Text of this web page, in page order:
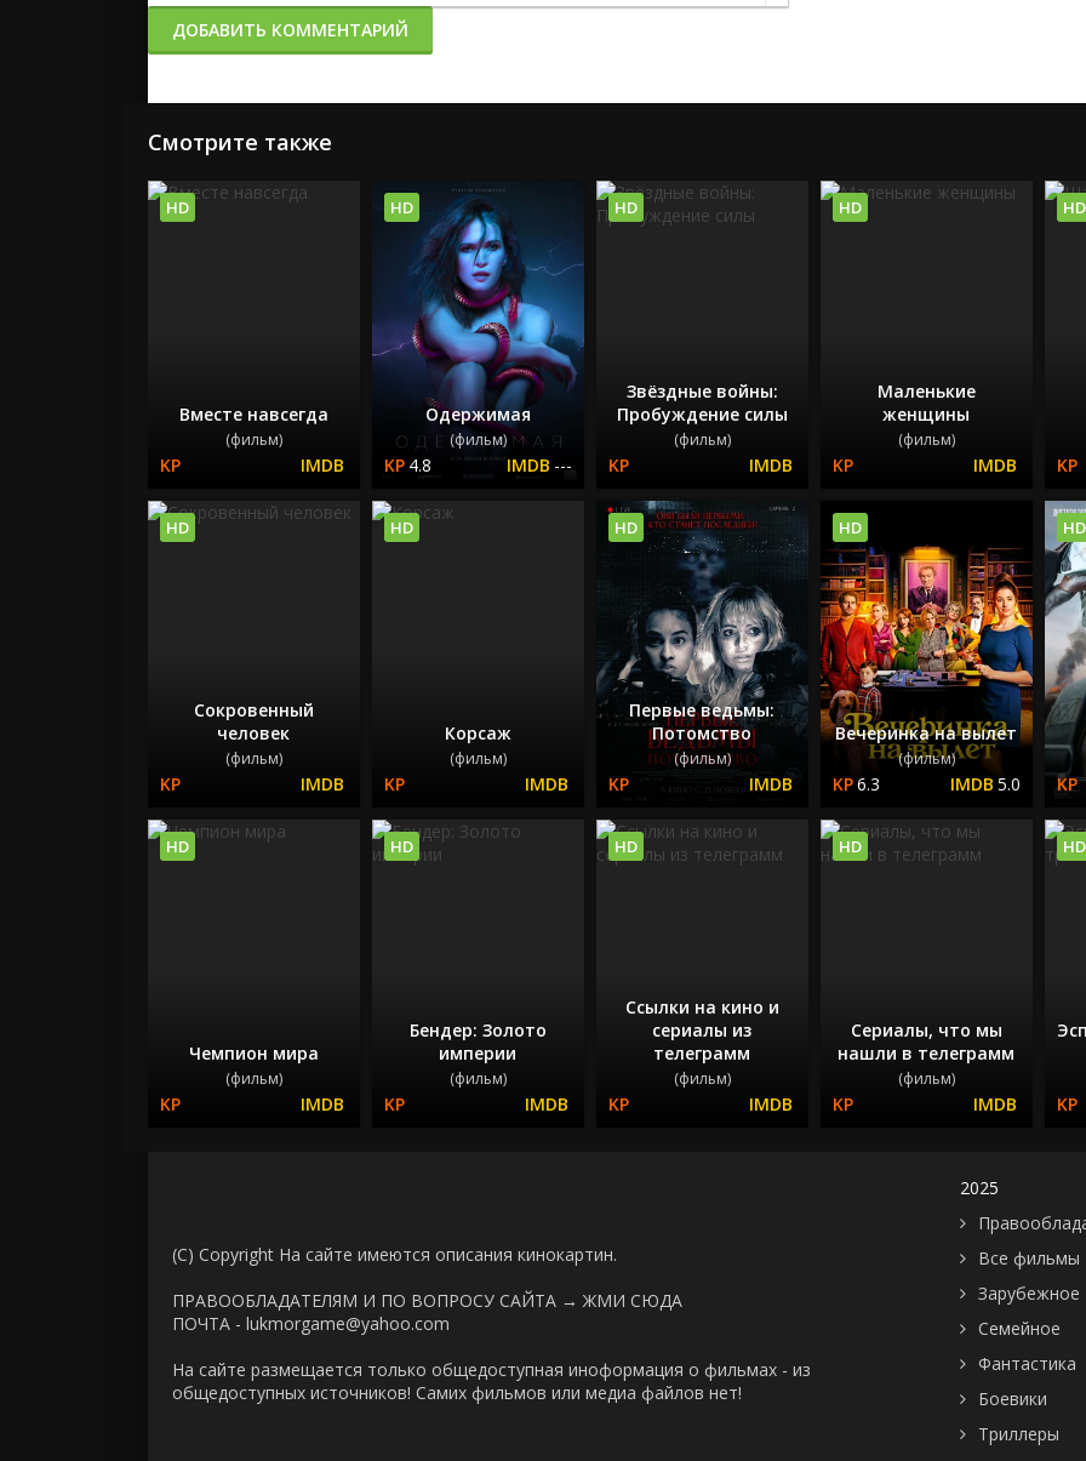
ДОБАВИТЬ КОММЕНТАРИЙ
Смотрите также
Вместе навсегда
(фильм)
HD
Одержимая
(фильм)
4.8 ---
HD
Звёздные войны:
Пробуждение силы
(фильм)
HD
Маленькие
женщины
(фильм)
HD HD
Сокровенный
человек
(фильм)
HD
Корсаж
(фильм)
HD
Первые ведьмы:
Потомство
(фильм)
HD
Вечеринка на вылет
(фильм)
6.3 5.0
HD HD
Чемпион мира
(фильм)
HD
Бендер: Золото
империи
(фильм)
HD
Ссылки на кино и
сериалы из
телеграмм
(фильм)
HD
Сериалы, что мы
нашли в телеграмм
(фильм)
HD HD
(C) Copyright На сайте имеются описания кинокартин.
ПРАВООБЛАДАТЕЛЯМ И ПО ВОПРОСУ САЙТА → ЖМИ СЮДА
ПОЧТА - lukmorgame@yahoo.com
На сайте размещается только общедоступная иноформация о фильмах - из
общедоступных источников! Самих фильмов или медиа файлов нет!
2025
Все фильмы
Зарубежное
Семейное
Фантастика
Боевики
Триллеры